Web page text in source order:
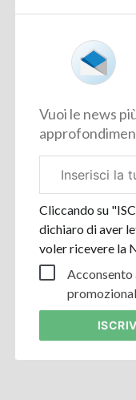
Vuoi le news
aziendale
Cliccando su
dichiaro di aver
voler ricevere la